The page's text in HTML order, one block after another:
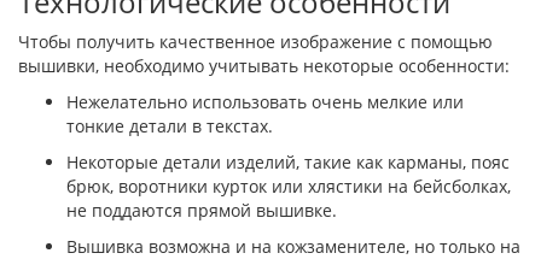
Чтобы получить качественное изображение с помощью
вышивки, необходимо учитывать некоторые особенности:
Нежелательно использовать очень мелкие или
тонкие детали в текстах.
Некоторые детали изделий, такие как карманы, пояс
брюк, воротники курток или хлястики на бейсболках,
не поддаются прямой вышивке.
Вышивка возможна и на кожзаменителе, но только на